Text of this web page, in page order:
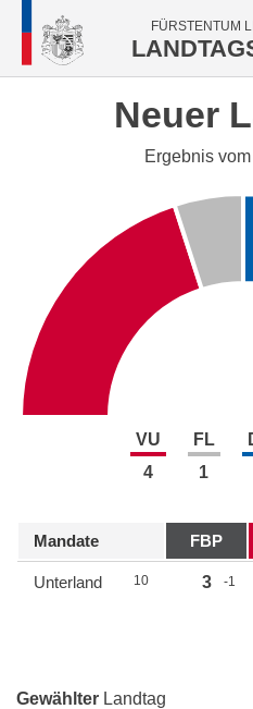
FÜRSTENTUM
Neuer
Ergebnis
VU
4
FL
1
Mandate FBP
Unterland 10 3 -1
Gewählter Landtag